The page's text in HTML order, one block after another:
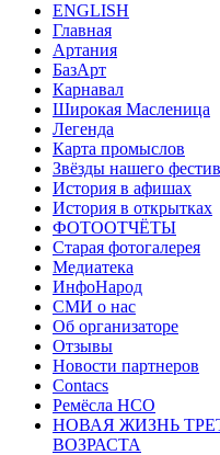
ENGLISH
Главная
Артания
БазАрт
Карнавал
Широкая Масленица
Легенда
Карта промыслов
Звёзды нашего
История в афишах
История в открытках
ФОТООТЧЁТЫ
Старая фотогалерея
Медиатека
ИнфоНарод
СМИ о нас
Об организаторе
Отзывы
Новости партнеров
Contacs
Ремёсла НСО
НОВАЯ ЖИЗНЬ
ВОЗРАСТА